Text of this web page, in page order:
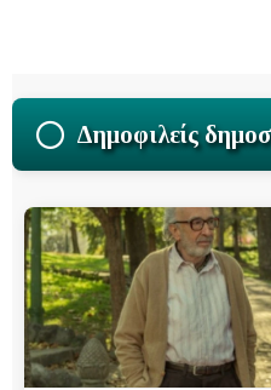
Δημοφιλείς